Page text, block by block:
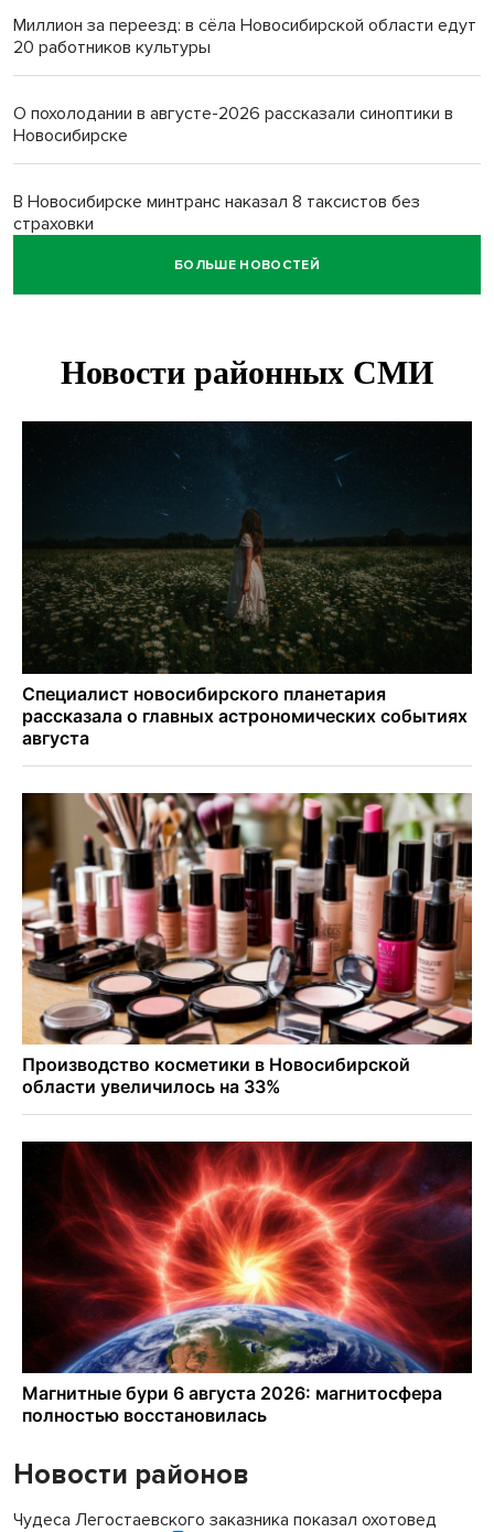
Миллион за переезд: в сёла Новосибирской области едут
20 работников культуры
О похолодании в августе-2026 рассказали синоптики в
Новосибирске
В Новосибирске минтранс наказал 8 таксистов без
страховки
Андрей Травников поблагодарил новосибирских
Новосибирский метрополитен начал ремонт входа на
Полтонны киви для пациентов закупит больница в
Новосибирске
Ход королевы: осужденная из Новосибирска завоевала
бронзу чемпионата по шахматам
БОЛЬШЕ НОВОСТЕЙ
Новости районов
Чудеса Легостаевского заказника показал охотовед